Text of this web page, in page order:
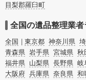
目梨郡羅臼町
全国の遺品整理業
全国 東京都 神奈川県
青森県 岩手県 宮城県 秋
福井県 山梨県 長野県 岐
大阪府 兵庫県 奈良県 和